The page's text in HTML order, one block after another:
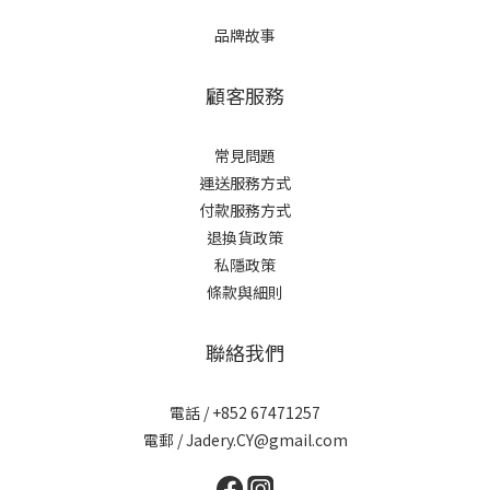
品牌故事
顧客服務
常見問題
運送服務方式
付款服務方式
退換貨政策
私隱政策
條款與細則
聯絡我們
電話 / +852 67471257
電郵 / Jadery.CY@gmail.com